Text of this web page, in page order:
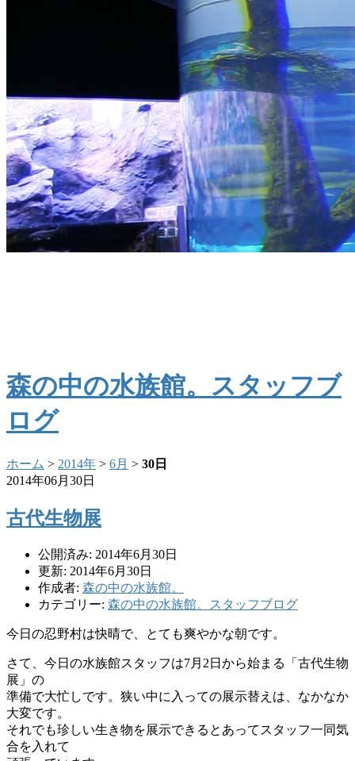
森の中の水族館。スタッフブ
ログ
ホーム > 2014年 > 6月 > 30日
2014年06月30日
古代生物展
公開済み: 2014年6月30日
更新: 2014年6月30日
作成者: 森の中の水族館。
カテゴリー: 森の中の水族館。スタッフブログ
今日の忍野村は快晴で、とても爽やかな朝です。
さて、今日の水族館スタッフは7月2日から始まる「古代生物
展」 の
準備で大忙しです。狭い中に入っての展示替えは、 なかなか
大変です。
それでも珍しい生き物を展示できるとあってスタッフ一同気
合を入れて